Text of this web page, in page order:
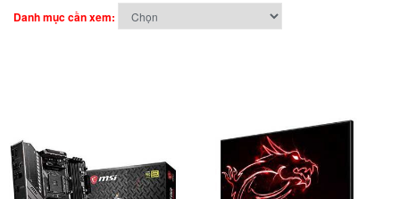
Danh mục cần xem: